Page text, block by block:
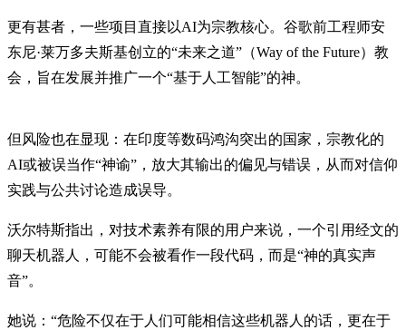
更有甚者，一些项目直接以AI为宗教核心。谷歌前工程师安
东尼·莱万多夫斯基创立的“未来之道”（Way of the Future）教
会，旨在发展并推广一个“基于人工智能”的神。
但风险也在显现：在印度等数码鸿沟突出的国家，宗教化的
AI或被误当作“神谕”，放大其输出的偏见与错误，从而对信仰
实践与公共讨论造成误导。
沃尔特斯指出，对技术素养有限的用户来说，一个引用经文的
聊天机器人，可能不会被看作一段代码，而是“神的真实声
音”。
她说：“危险不仅在于人们可能相信这些机器人的话，更在于